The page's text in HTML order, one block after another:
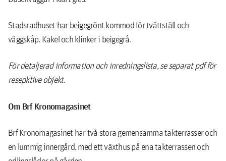
Stadsradhuset har beigegrönt kommod för tvättställ och
väggskåp. Kakel och klinker i beigegrå.
För detaljerad information och inredningslista, se separat pdf för
resepktive objekt.
Om Brf Kronomagasinet
Brf Kronomagasinet har två stora gemensamma takterrasser och
en lummig innergård, med ett växthus på ena takterrassen och